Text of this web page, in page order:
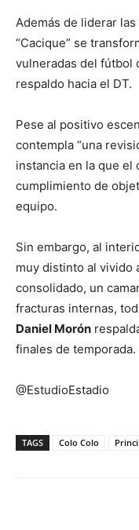
Además de liderar
“Cacique” se
vulneradas del fútbol
respaldo hacia el DT.
Pese al positivo
contempla “una
instancia en la que
cumplimiento de
equipo.
Sin embargo, al
muy distinto al vivido
consolidado, un
fracturas internas,
Daniel Morón
finales de temporada.
@EstudioEstadio
TAGS Colo Colo